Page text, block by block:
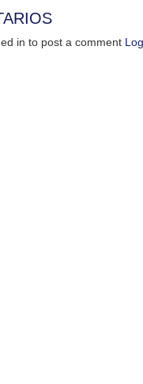
in to post a comment